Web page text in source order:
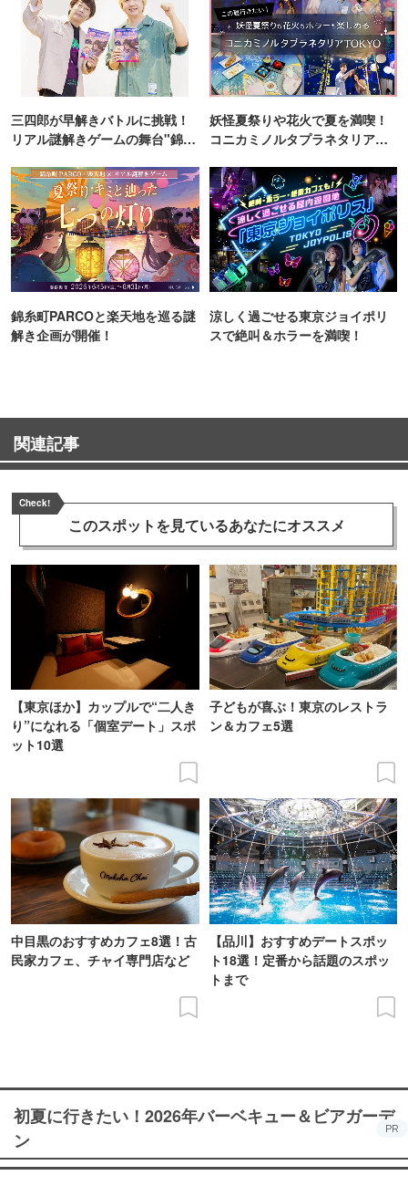
三四郎が早解きバトルに挑戦！
リアル謎解きゲームの舞台"錦糸
妖怪夏祭りや花火で夏を満喫！
コニカミノルタプラネタリア
錦糸町PARCOと楽天地を巡る謎
解き企画が開催！
涼しく過ごせる東京ジョイポリ
スで絶叫＆ホラーを満喫！
関連記事
Check!
このスポットを見ているあなたにオススメ
【東京ほか】カップルで“二人き
り”になれる「個室デート」スポ
ット10選
子どもが喜ぶ！東京のレストラ
ン＆カフェ5選
中目黒のおすすめカフェ8選！古
民家カフェ、チャイ専門店など
【品川】おすすめデートスポッ
ト18選！定番から話題のスポッ
トまで
初夏に行きたい！2026年バーベキュー＆ビアガーデ
ン
PR